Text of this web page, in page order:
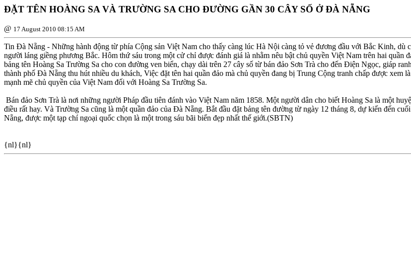
ÐẶT TÊN HOÀNG SA VÀ TRƯỜNG SA CHO ÐƯỜNG GẦN 30 CÂY SỐ Ở ÐÀ NẴNG
@ 17 August 2010 08:15 AM
Tin Ðà Nẵng - Những hành động từ phía Cộng sản Việt Nam cho thấy càng lúc Hà Nội càng tỏ vẻ đương đầu với Bắc Kinh,
người láng giềng phương Bắc. Hôm thứ sáu trong một cử chỉ được đánh giá là nhằm nêu bật chủ quyền Việt Nam trên hai
bảng tên Hoàng Sa Trường Sa cho con đường ven biển, chạy dài trên 27 cây số từ bán đảo Sơn Trà cho đến Ðiện Ngọc, giáp
thành phố Ðà Nẵng thu hút nhiều du khách, Việc đặt tên hai quần đảo mà chủ quyền đang bị Trung Cộng tranh chấp được xem
mạnh mẽ chủ quyền của Việt Nam đối với Hoàng Sa Trường Sa.
Bán đảo Sơn Trà là nơi những người Pháp đầu tiên đánh vào Việt Nam năm 1858. Một người dân cho biết Hoàng Sa là một
điều rất hay. Và Trường Sa cũng là một quần đảo của Ðà Nẵng. Bắt đầu đặt bảng tên đường từ ngày 12 tháng 8, dự kiến đến
Nẵng, được một tạp chí ngoại quốc chọn là một trong sáu bãi biển đẹp nhất thế giới.(SBTN)
{nl}{nl}